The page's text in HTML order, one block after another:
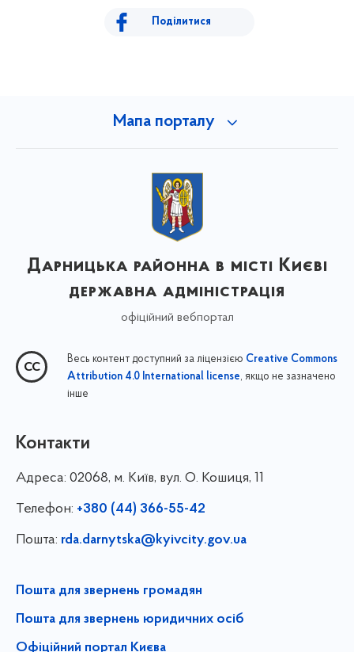
Поділитися
Мапа порталу
Дарницька районна в місті Києві
державна адміністрація
офіційний вебпортал
Весь контент доступний за ліцензією Creative Commons
Attribution 4.0 International license, якщо не зазначено
інше
Контакти
Адреса: 02068, м. Київ, вул. О. Кошиця, 11
Телефон: +380 (44) 366-55-42
Пошта: rda.darnytska@kyivcity.gov.ua
Пошта для звернень громадян
Пошта для звернень юридичних осіб
Офіційний портал Києва